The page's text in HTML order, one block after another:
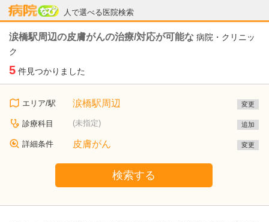
人で選べる医院検索
病院なび
涙橋駅周辺の皮膚がんの治療/対応が可能な 病院・クリニッ
ク
5 件見つかりました
エリア/駅 涙橋駅周辺 変更
診療科目 (未指定) 追加
詳細条件 皮膚がん 変更
検索する